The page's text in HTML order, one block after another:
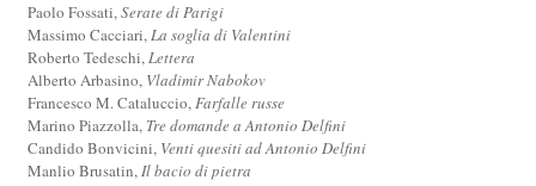
Paolo Fossati,Serate di Parigi
Massimo Cacciari,La soglia di Valentini
Roberto Tedeschi,Lettera
Alberto Arbasino, Vladimir Nabokov
Francesco M. Cataluccio,Farfalle russe
Marino Piazzolla, Tre domande a Antonio Delfini
Candido Bonvicini, Venti quesiti ad Antonio Delfini
Manlio Brusatin,Il bacio di pietra